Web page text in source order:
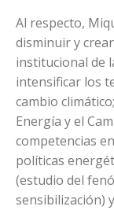
Al respecto,
disminuir y
institucional de
intensificar los
cambio
Energía y el
competencias
políticas
(estudio del
sensibilización)